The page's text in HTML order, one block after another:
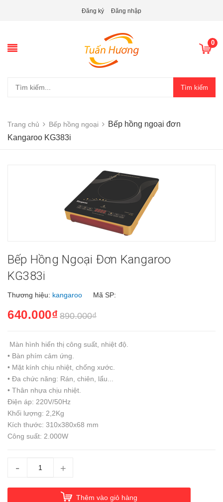
Đăng ký Đăng nhập
0
Tìm kiếm
Trang chủ Bếp hồng ngoại
Bếp hồng ngoại đơn
Kangaroo KG383i
Bếp Hồng Ngoại Đơn Kangaroo
KG383i
Thương hiệu: kangaroo Mã SP:
640.000₫ 890.000₫
Màn hình hiển thị công suất, nhiệt độ.
• Bàn phím cảm ứng.
• Mặt kính chịu nhiệt, chống xước.
• Đa chức năng: Rán, chiên, lẩu...
• Thân nhựa chịu nhiệt.
Điện áp: 220V/50Hz
Khối lượng: 2,2Kg
Kích thước: 310x380x68 mm
Công suất: 2.000W
- +
Thêm vào giỏ hàng